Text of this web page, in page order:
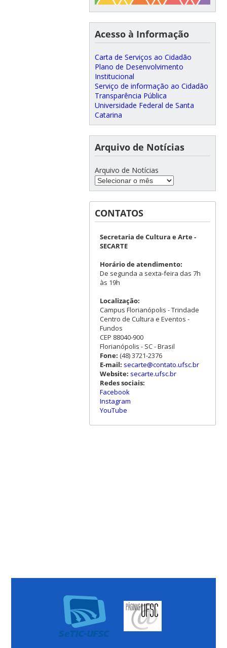
Acesso à Informação
Carta de Serviços ao Cidadão
Plano de Desenvolvimento
Institucional
Serviço de informação ao Cidadão
Transparência Pública
Universidade Federal de Santa
Catarina
Arquivo de Notícias
Arquivo de Notícias
CONTATOS
Secretaria de Cultura e Arte -
SECARTE
Horário de atendimento:
De segunda a sexta-feira das 7h
às 19h
Localização:
Campus Florianópolis - Trindade
Centro de Cultura e Eventos -
Fundos
CEP 88040-900
Florianópolis - SC - Brasil
Fone: (48) 3721-2376
E-mail: secarte@contato.ufsc.br
Website: secarte.ufsc.br
Redes sociais:
Facebook
Instagram
YouTube